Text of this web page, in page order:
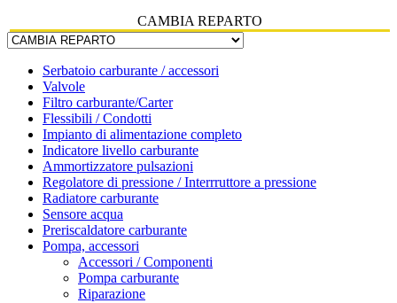
CAMBIA REPARTO
Serbatoio carburante / accessori
Valvole
Filtro carburante/Carter
Flessibili / Condotti
Impianto di alimentazione completo
Indicatore livello carburante
Ammortizzatore pulsazioni
Regolatore di pressione / Interrruttore a pressione
Radiatore carburante
Sensore acqua
Preriscaldatore carburante
Pompa, accessori
Accessori / Componenti
Pompa carburante
Riparazione